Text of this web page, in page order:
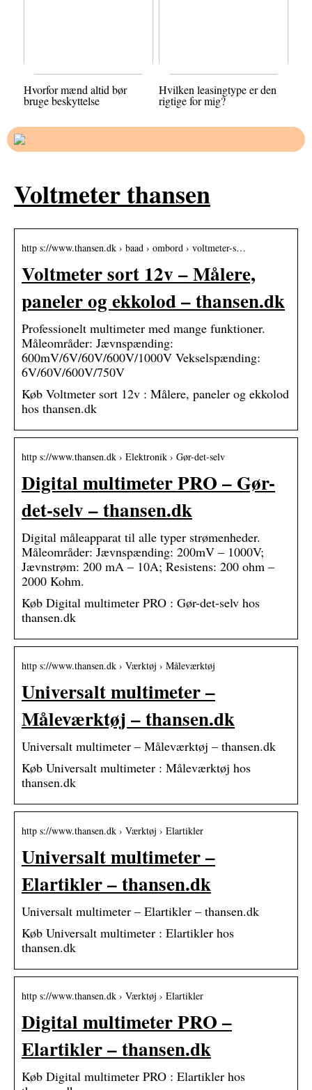
Hvorfor mænd altid bør
bruge beskyttelse
Hvilken leasingtype er den
rigtige for mig?
Voltmeter thansen
http s://www.thansen.dk › baad › ombord › voltmeter-s…
Voltmeter sort 12v – Målere,
paneler og ekkolod – thansen.dk
Professionelt multimeter med mange funktioner.
Måleområder: Jævnspænding:
600mV/6V/60V/600V/1000V Vekselspænding:
6V/60V/600V/750V
Køb Voltmeter sort 12v : Målere, paneler og ekkolod
hos thansen.dk
http s://www.thansen.dk › Elektronik › Gør-det-selv
Digital multimeter PRO – Gør-
det-selv – thansen.dk
Digital måleapparat til alle typer strømenheder.
Måleområder: Jævnspænding: 200mV – 1000V;
Jævnstrøm: 200 mA – 10A; Resistens: 200 ohm –
2000 Kohm.
Køb Digital multimeter PRO : Gør-det-selv hos
thansen.dk
http s://www.thansen.dk › Værktøj › Måleværktøj
Universalt multimeter –
Måleværktøj – thansen.dk
Universalt multimeter – Måleværktøj – thansen.dk
Køb Universalt multimeter : Måleværktøj hos
thansen.dk
http s://www.thansen.dk › Værktøj › Elartikler
Universalt multimeter –
Elartikler – thansen.dk
Universalt multimeter – Elartikler – thansen.dk
Køb Universalt multimeter : Elartikler hos
thansen.dk
http s://www.thansen.dk › Værktøj › Elartikler
Digital multimeter PRO –
Elartikler – thansen.dk
Køb Digital multimeter PRO : Elartikler hos